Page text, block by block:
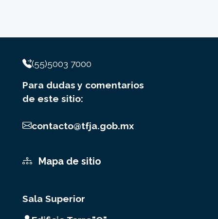
(55)5003 7000
Para dudas y comentarios
de este sitio:
contacto@tfja.gob.mx
Mapa de sitio
Sala Superior